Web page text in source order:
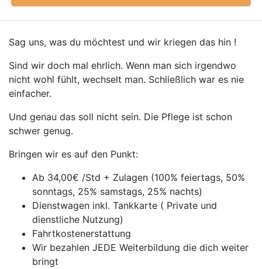
Sag uns, was du möchtest und wir kriegen das hin !
Sind wir doch mal ehrlich. Wenn man sich irgendwo
nicht wohl fühlt, wechselt man. Schließlich war es nie
einfacher.
Und genau das soll nicht sein. Die Pflege ist schon
schwer genug.
Bringen wir es auf den Punkt:
Ab 34,00€ /Std + Zulagen (100% feiertags, 50%
sonntags, 25% samstags, 25% nachts)
Dienstwagen inkl. Tankkarte ( Private und
dienstliche Nutzung)
Fahrtkostenerstattung
Wir bezahlen JEDE Weiterbildung die dich weiter
bringt